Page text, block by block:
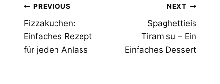
Post
navigation
PREVIOUS
Pizzakuchen:
Einfaches Rezept
für jeden Anlass
NEXT
Spaghettieis
Tiramisu – Ein
Einfaches Dessert